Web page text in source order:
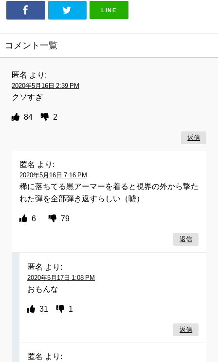
LINE
コメント一覧
匿名 より:
2020年5月16日 2:39 PM
クソすぎ
84 2
返信
匿名 より:
2020年5月16日 7:16 PM
稀に落ちてる黒アーマーを着ると視界の外から撃た
れた弾を全部弾き返すらしい（嘘）
6 79
返信
匿名 より:
2020年5月17日 1:08 PM
おもんな
31 1
返信
匿名 より: